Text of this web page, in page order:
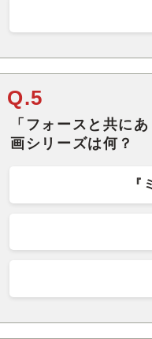
Q.5
「フォースと共に
画シリーズは何？
『